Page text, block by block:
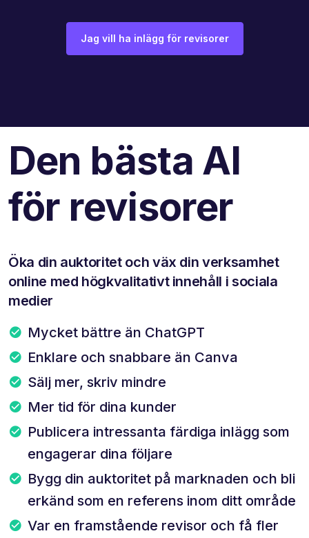
Jag vill ha inlägg för revisorer
Den bästa AI
för revisorer
Öka din auktoritet och väx din verksamhet
online med högkvalitativt innehåll i sociala
medier
Mycket bättre än ChatGPT
Enklare och snabbare än Canva
Sälj mer, skriv mindre
Mer tid för dina kunder
Publicera intressanta färdiga inlägg som
engagerar dina följare
Bygg din auktoritet på marknaden och bli
erkänd som en referens inom ditt område
Var en framstående revisor och få fler